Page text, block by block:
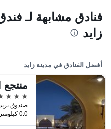
فنادق مشابهة لـ
زايد
أفضل الفنادق في مدينة زايد
5 نجوم
0.0 كيلومتر عن وسط المدينة